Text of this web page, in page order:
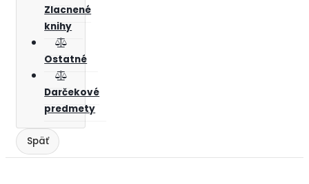
Zlacnené
knihy
Ostatné
Darčekové
predmety